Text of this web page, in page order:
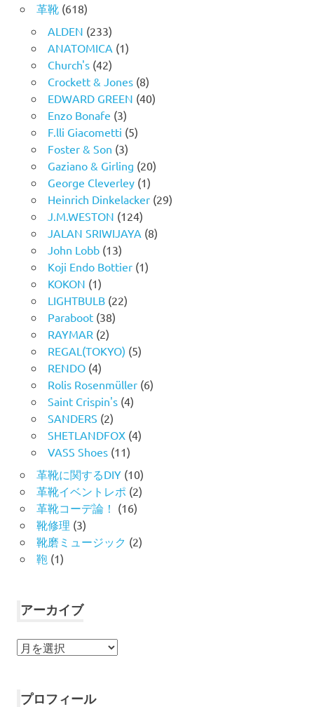
革靴(618)
ALDEN (233)
ANATOMICA (1)
Church's(42)
Crockett & Jones(8)
EDWARD GREEN (40)
Enzo Bonafe (3)
F.lli Giacometti (5)
Foster & Son (3)
Gaziano & Girling (20)
George Cleverley(1)
Heinrich Dinkelacker(29)
J.M.WESTON (124)
JALAN SRIWIJAYA (8)
John Lobb(13)
Koji Endo Bottier(1)
KOKON (1)
LIGHTBULB(22)
Paraboot(38)
RAYMAR (2)
REGAL(TOKYO) (5)
RENDO(4)
Rolis Rosenmüller(6)
Saint Crispin's(4)
SANDERS (2)
SHETLANDFOX(4)
VASS Shoes(11)
革靴に関するDIY(10)
革靴イベントレポ (2)
革靴コーデ論！ (16)
靴修理 (3)
靴磨ミュージック (2)
鞄 (1)
アーカイブ
ア
イ
プロフィール